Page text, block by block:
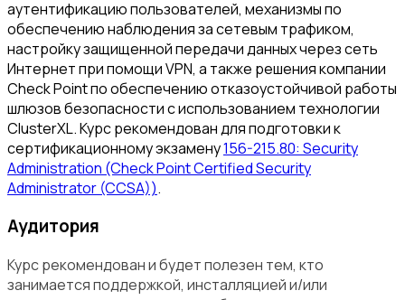
аутентификацию пользователей, механизмы по
обеспечению наблюдения за сетевым трафиком,
настройку защищенной передачи данных через сеть
Интернет при помощи VPN, а также решения компании
Check Point по обеспечению отказоустойчивой работы
шлюзов безопасности с использованием технологии
ClusterXL. Курс рекомендован для подготовки к
сертификационному экзамену156-215.80: Security
Administration (Check Point Certified Security
Administrator (CCSA)).
Аудитория
Курс рекомендован и будет полезен тем, кто
занимается поддержкой, инсталляцией и/или